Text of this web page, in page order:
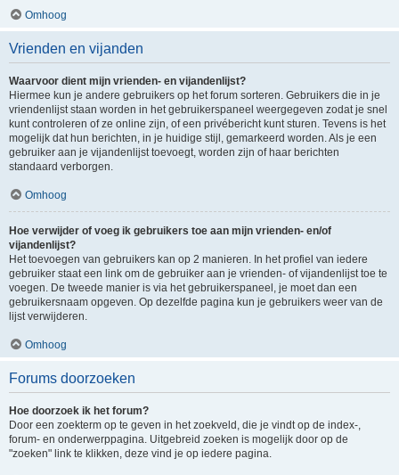
Omhoog
Vrienden en vijanden
Waarvoor dient mijn vrienden- en vijandenlijst?
Hiermee kun je andere gebruikers op het forum sorteren. Gebruikers die in je
vriendenlijst staan worden in het gebruikerspaneel weergegeven zodat je snel
kunt controleren of ze online zijn, of een privébericht kunt sturen. Tevens is het
mogelijk dat hun berichten, in je huidige stijl, gemarkeerd worden. Als je een
gebruiker aan je vijandenlijst toevoegt, worden zijn of haar berichten
standaard verborgen.
Omhoog
Hoe verwijder of voeg ik gebruikers toe aan mijn vrienden- en/of
vijandenlijst?
Het toevoegen van gebruikers kan op 2 manieren. In het profiel van iedere
gebruiker staat een link om de gebruiker aan je vrienden- of vijandenlijst toe te
voegen. De tweede manier is via het gebruikerspaneel, je moet dan een
gebruikersnaam opgeven. Op dezelfde pagina kun je gebruikers weer van de
lijst verwijderen.
Omhoog
Forums doorzoeken
Hoe doorzoek ik het forum?
Door een zoekterm op te geven in het zoekveld, die je vindt op de index-,
forum- en onderwerppagina. Uitgebreid zoeken is mogelijk door op de
"zoeken" link te klikken, deze vind je op iedere pagina.